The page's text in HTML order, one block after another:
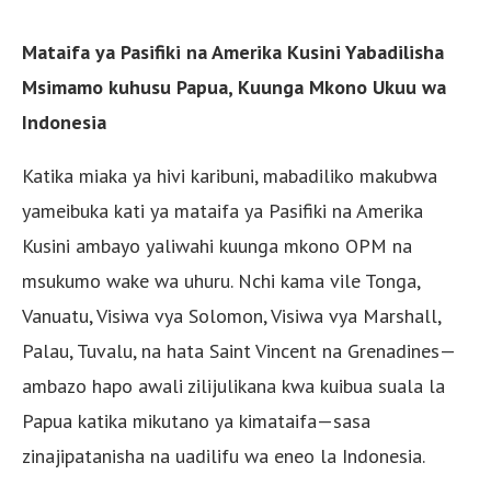
Mataifa ya Pasifiki na Amerika Kusini Yabadilisha
Msimamo kuhusu Papua, Kuunga Mkono Ukuu wa
Indonesia
Katika miaka ya hivi karibuni, mabadiliko makubwa
yameibuka kati ya mataifa ya Pasifiki na Amerika
Kusini ambayo yaliwahi kuunga mkono OPM na
msukumo wake wa uhuru. Nchi kama vile Tonga,
Vanuatu, Visiwa vya Solomon, Visiwa vya Marshall,
Palau, Tuvalu, na hata Saint Vincent na Grenadines—
ambazo hapo awali zilijulikana kwa kuibua suala la
Papua katika mikutano ya kimataifa—sasa
zinajipatanisha na uadilifu wa eneo la Indonesia.